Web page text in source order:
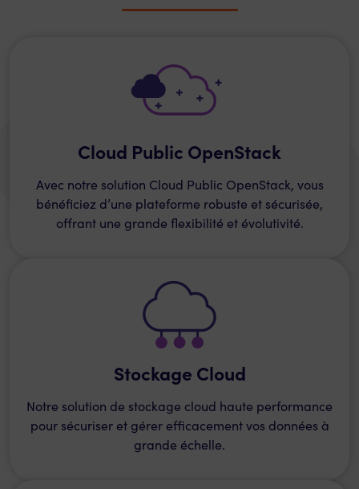
Cloud Public OpenStack
Avec notre solution Cloud Public OpenStack, vous
bénéficiez d’une plateforme robuste et sécurisée,
offrant une grande flexibilité et évolutivité.
Stockage Cloud
Notre solution de stockage cloud haute performance
pour sécuriser et gérer efficacement vos données à
grande échelle.